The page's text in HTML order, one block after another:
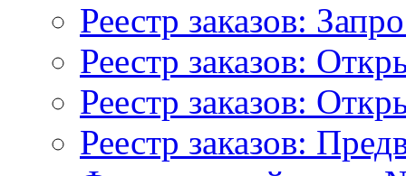
Реестр заказов:
Реестр заказов:
Реестр заказов:
Реестр заказов: